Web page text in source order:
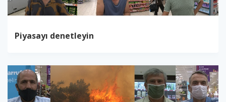
Piyasayı denetleyin